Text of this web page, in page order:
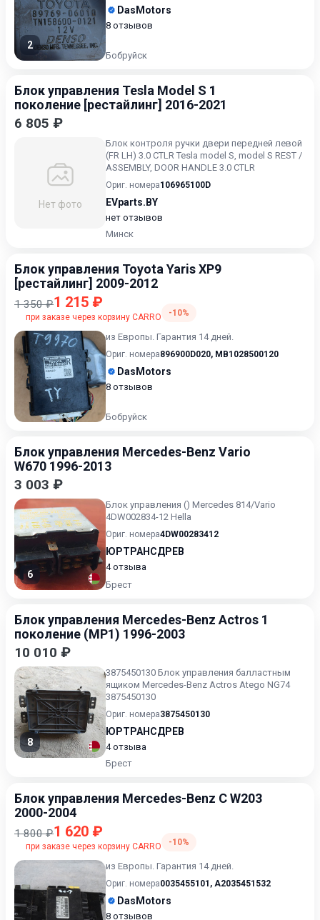
2
DasMotors
8 отзывов
Бобруйск
Блок управления Tesla Model S 1
поколение [рестайлинг] 2016-2021
6 805 ₽
Нет фото
Блок контроля ручки двери передней левой
(FR LH) 3.0 CTLR Tesla model S, model S REST /
ASSEMBLY, DOOR HANDLE 3.0 CTLR
Ориг. номера106965100D
EVparts.BY
нет отзывов
Минск
Блок управления Toyota Yaris XP9
[рестайлинг] 2009-2012
1 350 ₽1 215 ₽
при заказе через корзину CARRO -10%
из Европы. Гарантия 14 дней.
Ориг. номера896900D020, MB1028500120
DasMotors
8 отзывов
Бобруйск
Блок управления Mercedes-Benz Vario
W670 1996-2013
3 003 ₽
6
Блок управления () Mercedes 814/Vario
4DW002834-12 Hella
Ориг. номера4DW00283412
ЮРТРАНСДРЕВ
4 отзыва
Брест
Блок управления Mercedes-Benz Actros 1
поколение (MP1) 1996-2003
10 010 ₽
8
3875450130 Блок управления балластным
ящиком Mercedes-Benz Actros Atego NG74
3875450130
Ориг. номера3875450130
ЮРТРАНСДРЕВ
4 отзыва
Брест
Блок управления Mercedes-Benz C W203
2000-2004
1 800 ₽1 620 ₽
при заказе через корзину CARRO -10%
из Европы. Гарантия 14 дней.
Ориг. номера0035455101 , A2035451532
DasMotors
8 отзывов